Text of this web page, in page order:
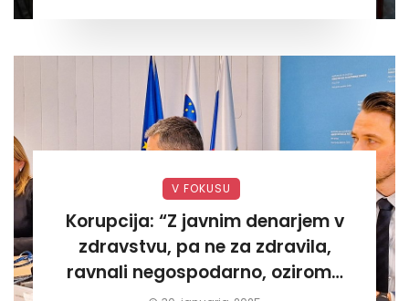
V FOKUSU
Korupcija: “Z javnim denarjem v
zdravstvu, pa ne za zdravila,
ravnali negospodarno, oziroma